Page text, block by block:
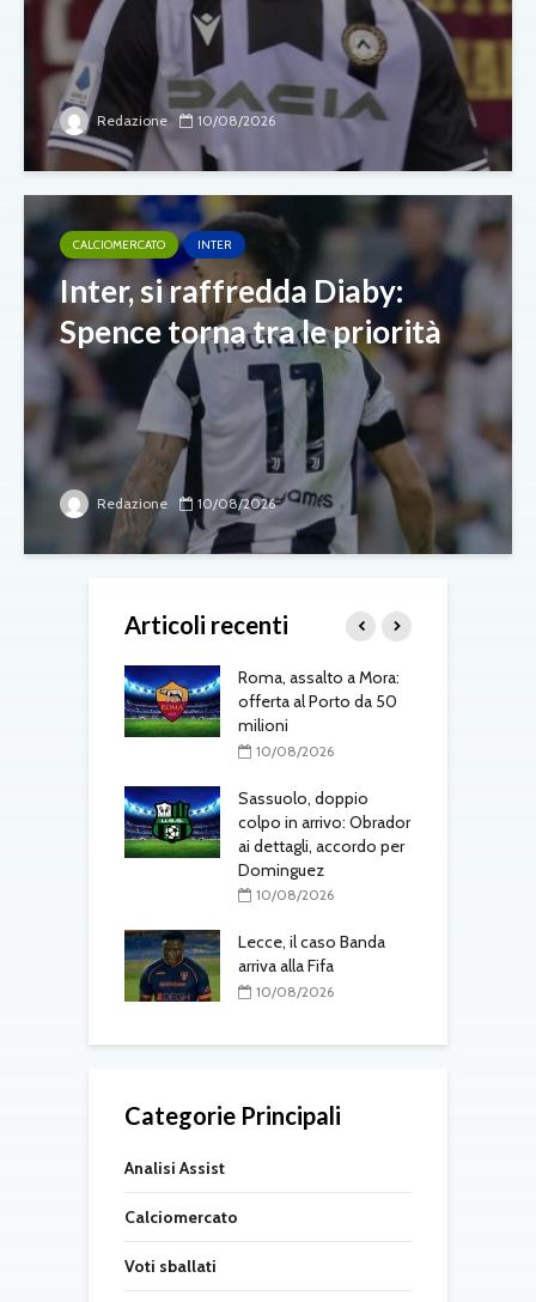
Redazione 10/08/2026
CALCIOMERCATO INTER
Inter, si raffredda Diaby:
Spence torna tra le priorità
Redazione 10/08/2026
Articoli recenti
Roma, assalto a Mora:
offerta al Porto da 50
milioni
10/08/2026
Sassuolo, doppio
colpo in arrivo: Obrador
ai dettagli, accordo per
Dominguez
10/08/2026
Lecce, il caso Banda
arriva alla Fifa
10/08/2026
Categorie Principali
Analisi Assist
Calciomercato
Voti sballati